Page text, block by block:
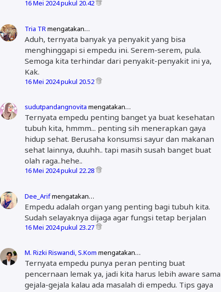
16 Mei 2024 pukul 20.42
Tria TR mengatakan…
Aduh, ternyata banyak ya penyakit yang bisa
menghinggapi si empedu ini. Serem-serem, pula.
Semoga kita terhindar dari penyakit-penyakit ini ya,
Kak.
16 Mei 2024 pukul 20.52
sudutpandangnovita mengatakan…
Ternyata empedu penting banget ya buat kesehatan
tubuh kita, hmmm... penting sih menerapkan gaya
hidup sehat. Berusaha konsumsi sayur dan makanan
sehat lainnya, duuhh.. tapi masih susah banget buat
olah raga..hehe..
16 Mei 2024 pukul 22.28
Dee_Arifmengatakan…
Empedu adalah organ yang penting bagi tubuh kita.
Sudah selayaknya dijaga agar fungsi tetap berjalan
16 Mei 2024 pukul 23.27
M. Rizki Riswandi, S.Kom mengatakan…
Ternyata empedu punya peran penting buat
pencernaan lemak ya, jadi kita harus lebih aware sama
gejala-gejala kalau ada masalah di empedu. Tips gaya